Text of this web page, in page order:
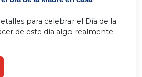
para celebrar el Día de la
de este día algo realmente